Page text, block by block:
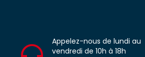
Appelez-nous de lundi au
vendredi de 10h à 18h